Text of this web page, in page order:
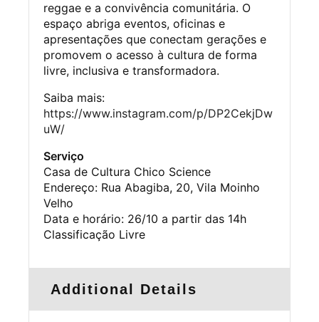
reggae e a convivência comunitária. O
espaço abriga eventos, oficinas e
apresentações que conectam gerações e
promovem o acesso à cultura de forma
livre, inclusiva e transformadora.
Saiba mais:
https://www.instagram.com/p/DP2CekjDw
uW/
Serviço
Casa de Cultura Chico Science
Endereço: Rua Abagiba, 20, Vila Moinho
Velho
Data e horário: 26/10 a partir das 14h
Classificação Livre
Additional Details